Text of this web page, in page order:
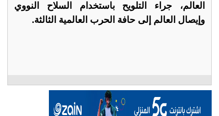
العالم، جراء التلويح باستخدام السلاح النووي
وإيصال العالم إلى حافة الحرب العالمية الثالثة.